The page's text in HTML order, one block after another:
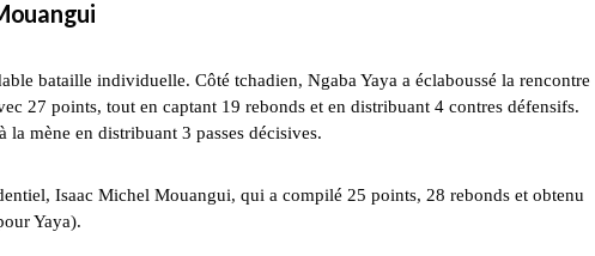
bataille individuelle. Côté tchadien, Ngaba Yaya a éclaboussé la rencontre
27 points, tout en captant 19 rebonds et en distribuant 4 contres défensifs.
la mène en distribuant 3 passes décisives.
Isaac Michel Mouangui, qui a compilé 25 points, 28 rebonds et obtenu
Yaya).